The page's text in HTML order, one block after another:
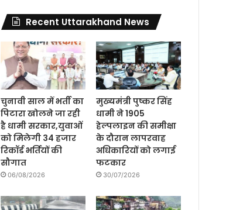
Recent Uttarakhand News
चुनावी साल में भर्ती का
पिटारा खोलने जा रही
है धामी सरकार,युवाओं
को मिलेगी 34 हजार
रिकॉर्ड भर्तियों की
सौगात
06/08/2026
मुख्यमंत्री पुष्कर सिंह
धामी ने 1905
हेल्पलाइन की समीक्षा
के दौरान लापरवाह
अधिकारियों को लगाई
फटकार
30/07/2026